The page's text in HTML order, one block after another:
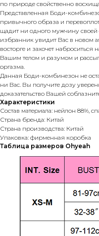
по природе свойственно
Представленная Боди-
привычного образа и
щадит ни одного мужчину своей
избранник увидит Вас в новом
восторге и захочет
Вашим телом и разумом и
оргазма.
Данная Боди-комбинезон не
ни Вас. Вы получите дозу
доказательство Вашей
Характеристики
Состав материала: нейлон 88%,
Страна бренда: Китай
Страна производства: Китай
Упаковка: фирменная коробка
Таблица размеров Ohyeah